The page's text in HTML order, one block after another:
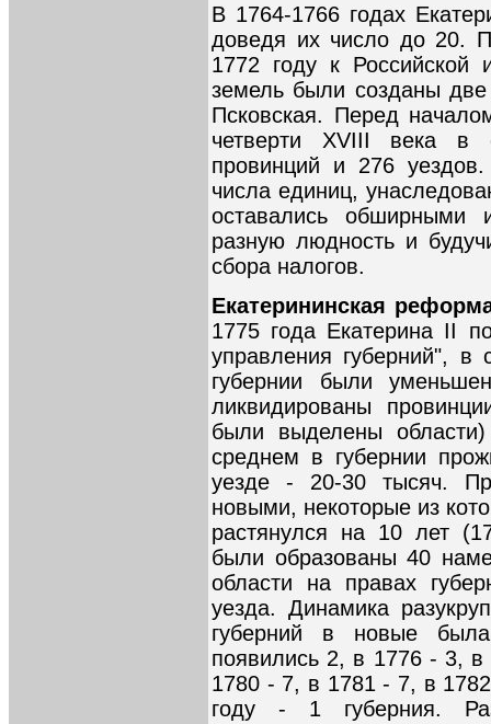
В 1764-1766 годах
доведя их число до 20.
1772 году к Российской
земель были созданы
Псковская. Перед
четверти XVIII века в
провинций и 276
числа единиц,
оставались обширными
разную людность и
сбора налогов.
Екатерининская
1775 года Екатерина II
управления губерний", в
губернии были
ликвидированы
были выделены
среднем в губернии
уезде - 20-30 тысяч.
новыми, некоторые из
растянулся на 10 лет
были образованы 40
области на правах
уезда. Динамика
губерний в новые
появились 2, в 1776 - 3,
1780 - 7, в 1781 - 7, в
году - 1 губерния.